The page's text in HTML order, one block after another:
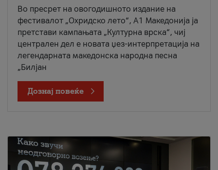
Во пресрет на овогодишното издание на
фестивалот „Охридско лето“, А1 Македонија ја
претстави кампањата „Културна врска“, чиј
централен дел е новата џез-интерпретација на
легендарната македонска народна песна
„Билјан
Дознај повеќе